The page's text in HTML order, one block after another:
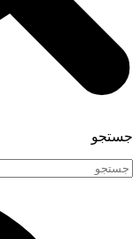
جستجو